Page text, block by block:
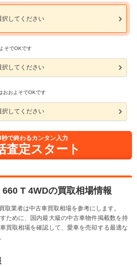
択してください
そでOKです
択してください
おおよそでOKです
択してください
秒で終わるカンタン入力
査定スタート
T 4WDの買取相場情報
取業者は中古車買取相場を参考にします。
ために、国内最大級の中古車物件掲載数を持
買取相場を確認して、愛車を売却する最適な